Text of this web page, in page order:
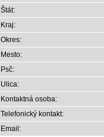
Štát:
Kraj:
Okres:
Mesto:
Psč:
Ulica:
Kontaktná osoba:
Telefonický kontakt:
Email: